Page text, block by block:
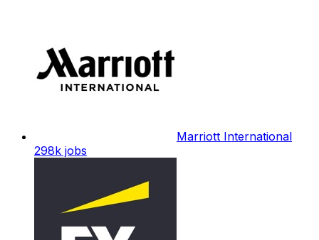
Marriott International
298k jobs